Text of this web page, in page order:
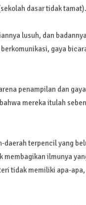
dasar tidak tamat).
lusuh, dan
gaya
penampilan dan
mereka itulah
daerah terpencil yang
membagikan ilmunya
tidak memiliki apa-